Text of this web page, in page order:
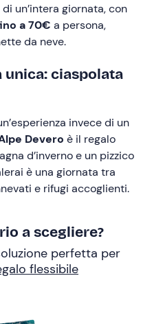
un’intera giornata, con
a 70€ a persona,
da neve.
unica: ciaspolata
invece di un
Devero è il regalo
d’inverno e un pizzico
è una giornata tra
e rifugi accoglienti.
a scegliere?
perfetta per
flessibile